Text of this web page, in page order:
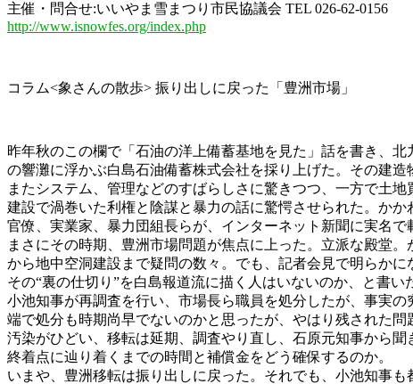
主催・問合せ:いいやま雪まつり市民協議会 TEL 026-62-0156
http://www.isnowfes.org/index.php
コラム<象さんの散歩> 振り出しに戻った「豊洲市場」
昨年秋のこの欄で「石油の洋上備蓄基地を見た」話を書き、北
の響灘に浮かぶ白島石油備蓄株式会社を採り上げた。その建造
またシステム、管理などのすばらしさに驚きつつ、一方で土地
建設で渦巻いた利権と陰謀と暴力の話に驚愕させられた。かか
官僚、実業家、暴力団組長らが、インターネット新聞に実名で
まさにその時期、豊洲市場問題が焦点に上った。立派な殿堂。
から地中空洞建設まで疑問の数々。でも、記者会見で明らかに
その“裏の仕切り”を白島報道流に描く人はいないのか、と書い
小池知事が再調査を行い、市場長ら職員を処分したが、事実の
端で処分も時期尚早でないのかと思ったが、やはり残された問
汚染がひどい、移転は延期、調査やり直し、石原元知事から聞
終着点に辿り着くまでの時間と補償金をどう確保するのか。
いまや、豊洲移転は振り出しに戻った。それでも、小池知事も